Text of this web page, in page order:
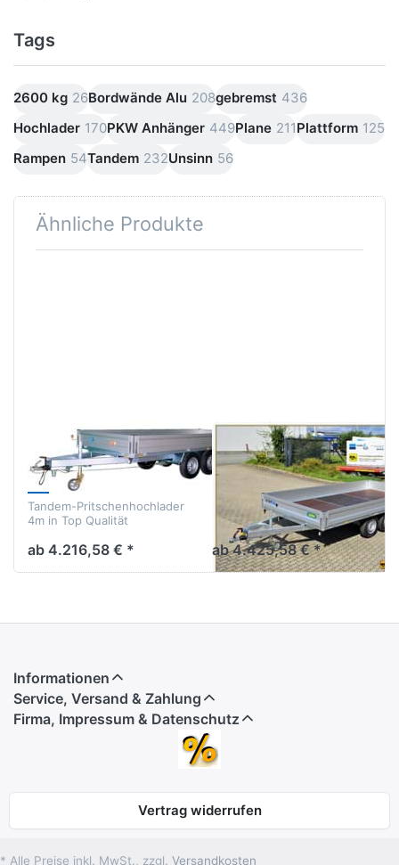
Tags
2600 kg 26Bordwände Alu 208gebremst 436
Hochlader 170PKW Anhänger 449Plane 211Plattform 125
Rampen 54Tandem 232Unsinn 56
Ähnliche Produkte
UNSINN
WEB H 4217-26-
13
Tandem-Pritschenhochlader
4m in Top Qualität
ab 4.216,58 € *
WEB H 4220-
26-13
Tandem-Pritschenhochlader
4m in Top Qualität
ab 4.425,58 € *
Informationen
Service, Versand & Zahlung
Firma, Impressum & Datenschutz
Vertrag widerrufen
* Alle Preise inkl. MwSt., zzgl. Versandkosten